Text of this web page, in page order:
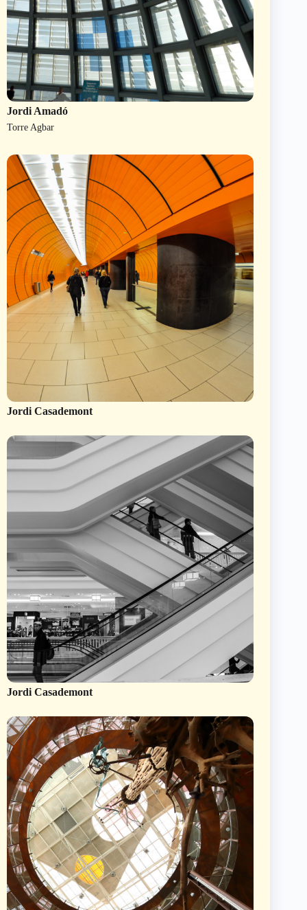
Jordi Amadó
Torre Agbar
Jordi Casademont
Jordi Casademont